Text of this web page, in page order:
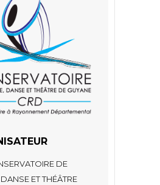
DE
ET THÉÂTRE